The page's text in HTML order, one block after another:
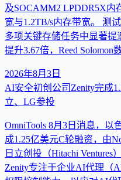
及SOCAMM2 LPDDR5X内
宽与1.2TB/s内存带宽。 测
多项关键存储任务中显著提
提升3.67倍，Reed Solomon
2026年8月3日
AI安全初创公司Zenity完成
立、LG参投
OmniTools 8月3日消息，以
成1.25亿美元C轮融资，由
日立创投（Hitachi Ventures
Zenity专注于企业AI代理（